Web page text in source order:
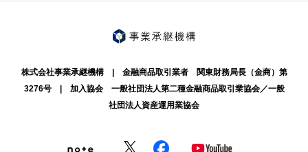
株式会社事業承継機構 | 金融商品取引業者 関東財務局長（金商）第
3276号 | 加入協会 一般社団法人第二種金融商品取引業協会／一般
社団法人資産運用業協会